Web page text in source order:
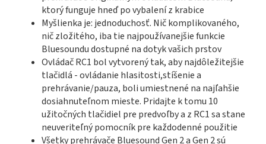
ktorý funguje hneď po vybalení z krabice
Myšlienka je: jednoduchosť. Nič komplikovaného,
nič zložitého, iba tie najpoužívanejšie funkcie
Bluesoundu dostupné na dotyk vašich prstov
Ovládač RC1 bol vytvorený tak, aby najdôležitejšie
tlačidlá - ovládanie hlasitosti,stíšenie a
prehrávanie/pauza, boli umiestnené na najľahšie
dosiahnuteľnom mieste. Pridajte k tomu 10
užitočných tlačidiel pre predvoľby a z RC1 sa stane
neuveriteľný pomocník pre každodenné použitie
Všetky prehrávače Bluesound Gen 2 a Gen 2 sú